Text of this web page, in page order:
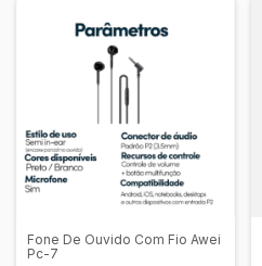
Fone De Ouvido Com Fio Awei
Pc-7